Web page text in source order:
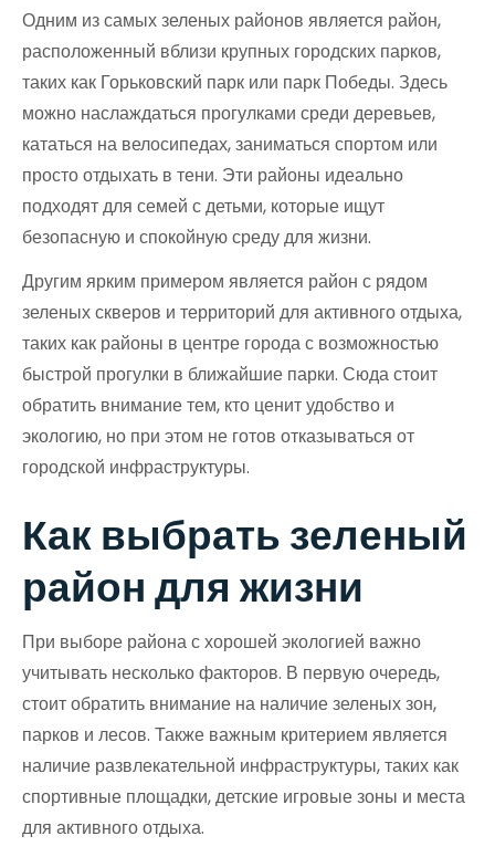
Одним из самых зеленых районов является район,
расположенный вблизи крупных городских парков,
таких как Горьковский парк или парк Победы. Здесь
можно наслаждаться прогулками среди деревьев,
кататься на велосипедах, заниматься спортом или
просто отдыхать в тени. Эти районы идеально
подходят для семей с детьми, которые ищут
безопасную и спокойную среду для жизни.
Другим ярким примером является район с рядом
зеленых скверов и территорий для активного отдыха,
таких как районы в центре города с возможностью
быстрой прогулки в ближайшие парки. Сюда стоит
обратить внимание тем, кто ценит удобство и
экологию, но при этом не готов отказываться от
городской инфраструктуры.
Как выбрать зеленый
район для жизни
При выборе района с хорошей экологией важно
учитывать несколько факторов. В первую очередь,
стоит обратить внимание на наличие зеленых зон,
парков и лесов. Также важным критерием является
наличие развлекательной инфраструктуры, таких как
спортивные площадки, детские игровые зоны и места
для активного отдыха.